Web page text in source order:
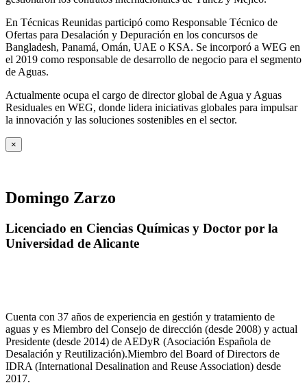
En Técnicas Reunidas participó como Responsable Técnico de
Ofertas para Desalación y Depuración en los concursos de
Bangladesh, Panamá, Omán, UAE o KSA. Se incorporó a WEG en
el 2019 como responsable de desarrollo de negocio para el segmento
de Aguas.
Actualmente ocupa el cargo de director global de Agua y Aguas
Residuales en WEG, donde lidera iniciativas globales para impulsar
la innovación y las soluciones sostenibles en el sector.
×
Domingo Zarzo
Licenciado en Ciencias Químicas y Doctor por la
Universidad de Alicante
Cuenta con 37 años de experiencia en gestión y tratamiento de
aguas y es Miembro del Consejo de dirección (desde 2008) y actual
Presidente (desde 2014) de AEDyR (Asociación Española de
Desalación y Reutilización).Miembro del Board of Directors de
IDRA (International Desalination and Reuse Association) desde
2017.